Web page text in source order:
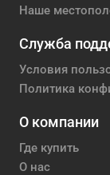
Наше
Служба
Условия
Политика
О компании
Где купить
О нас